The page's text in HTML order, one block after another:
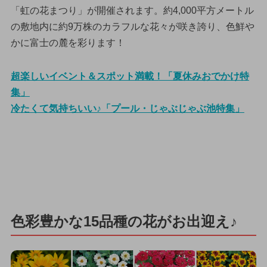
「虹の花まつり」が開催されます。約4,000平方メートル
の敷地内に約9万株のカラフルな花々が咲き誇り、色鮮や
かに富士の麓を彩ります！
超楽しいイベント＆スポット満載！「夏休みおでかけ特
集」
冷たくて気持ちいい♪「プール・じゃぶじゃぶ池特集」
色彩豊かな15品種の花がお出迎え♪